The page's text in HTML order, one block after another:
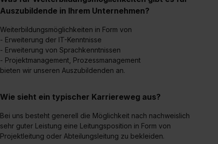
Auszubildende in Ihrem Unternehmen?
Weiterbildungsmöglichkeiten in Form von
- Erweiterung der IT-Kenntnisse
- Erweiterung von Sprachkenntnissen
- Projektmanagement, Prozessmanagement
bieten wir unseren Auszubildenden an.
Wie sieht ein typischer Karriereweg aus?
Bei uns besteht generell die Möglichkeit nach nachweislich
sehr guter Leistung eine Leitungsposition in Form von
Projektleitung oder Abteilungsleitung zu bekleiden.